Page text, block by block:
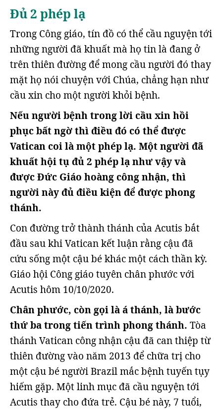
Đủ 2 phép lạ
Trong Công giáo, tín đồ có thể cầu nguyện tới
những người đã khuất mà họ tin là đang ở
trên thiên đường để mong cầu người đó thay
mặt họ nói chuyện với Chúa, chẳng hạn như
cầu xin cho một người khỏi bệnh.
Nếu người bệnh trong lời cầu xin hồi
phục bất ngờ thì điều đó có thể được
Vatican coi là một phép lạ. Một người đã
khuất hội tụ đủ 2 phép lạ như vậy và
được Đức Giáo hoàng công nhận, thì
người này đủ điều kiện để được phong
thánh.
Con đường trở thành thánh của Acutis bắt
đầu sau khi Vatican kết luận rằng cậu đã
cứu sống một cậu bé khác một cách thần kỳ.
Giáo hội Công giáo tuyên chân phước với
Acutis hôm 10/10/2020.
Chân phước, còn gọi là á thánh, là bước
thứ ba trong tiến trình phong thánh. Tòa
thánh Vatican công nhận cậu đã can thiệp từ
thiên đường vào năm 2013 để chữa trị cho
một cậu bé người Brazil mắc bệnh tuyến tụy
hiếm gặp. Một linh mục đã cầu nguyện tới
Acutis thay cho đứa trẻ. Cậu bé này, 7 tuổi,